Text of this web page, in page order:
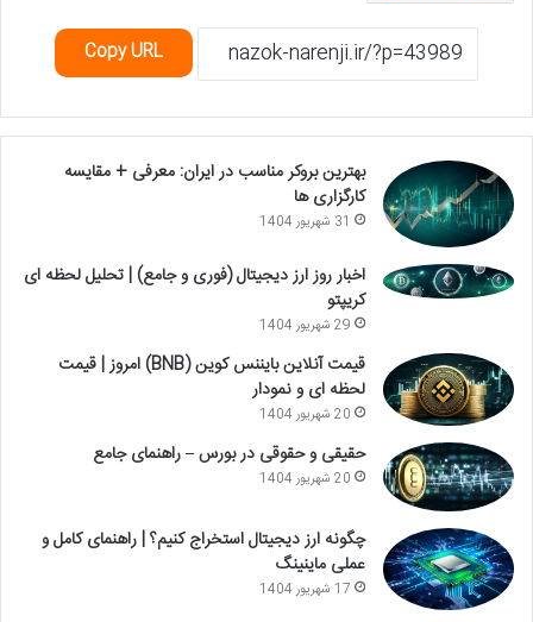
Copy URL
بهترین بروکر مناسب در ایران: معرفی + مقایسه
کارگزاری ها
31 شهریور 1404
اخبار روز ارز دیجیتال (فوری و جامع) | تحلیل لحظه ای
کریپتو
29 شهریور 1404
قیمت آنلاین بایننس کوین (BNB) امروز | قیمت
لحظه ای و نمودار
20 شهریور 1404
حقیقی و حقوقی در بورس – راهنمای جامع
20 شهریور 1404
چگونه ارز دیجیتال استخراج کنیم؟ | راهنمای کامل و
عملی ماینینگ
17 شهریور 1404